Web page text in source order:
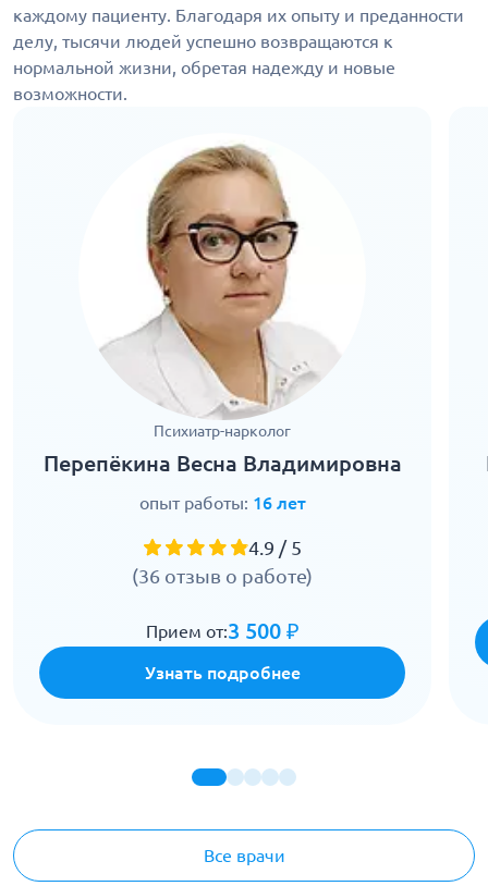
каждому пациенту. Благодаря их опыту и преданности
делу, тысячи людей успешно возвращаются к
нормальной жизни, обретая надежду и новые
возможности.
Все врачи
Психиатр-нарколог
Перепёкина Весна Владимировна
опыт работы: 16 лет
4.9 / 5
(36 отзыв о работе)
Прием от:3 500 ₽
Узнать подробнее